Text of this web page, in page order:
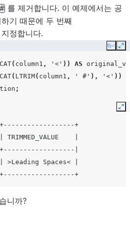
# 를 제거합니다. 이 예제에서는 공
기 때문에 두 번째
정합니다.
Copy
( column1 , '<' )) AS
( LTRIM( column1 , ' #' ), '<' ))
;
+
|
|
>Leading Spaces< |
+
니까?